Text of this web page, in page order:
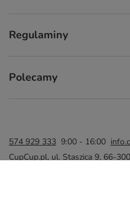
Regulaminy
Polecamy
574 929 333 9:00 - 16:00
CupCup.pl, ul. Staszica 9, 66-300